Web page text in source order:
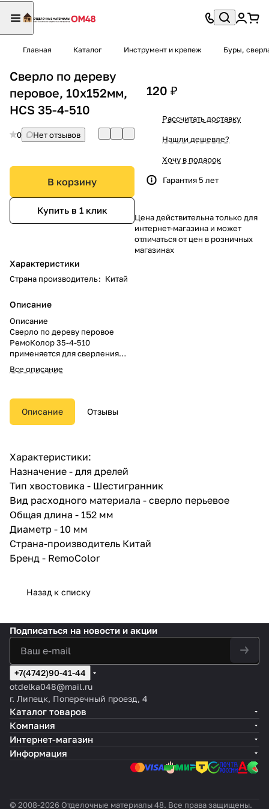
Главная Каталог Инструмент и крепеж Буры,
Сверло по дереву
перовое, 10х152мм,
HCS 35-4-510
0 Нет отзывов
В корзину
Купить в 1 клик
Характеристики
Страна производитель: Китай
Описание
Описание
Сверло по дереву перовое
РемоКолор 35-4-510
применяется для сверления
отверстий в дереве.
Трехгранный хвостовик не
сверлу в патроне.
Оксидированное.
Все описание
120 ₽
Рассчитать доставку
Нашли дешевле?
Хочу в подарок
Гарантия 5 лет
Цена действительна только для
интернет-магазина и может
отличаться от цен в розничных
магазинах
Описание Отзывы
Характеристики:
Назначение - для дрелей
Тип хвостовика - Шестигранник
Вид расходного материала - сверло перьевое
Общая длина - 152 мм
Диаметр - 10 мм
Страна-производитель Китай
Бренд - RemoColor
Назад к списку
Подписаться на новости и акции
+7(4742)90-41-44
otdelka048@mail.ru
г. Липецк, Поперечный проезд, 4
Каталог товаров
Компания
Интернет-магазин
Информация
© 2008-2026 Отделочные материалы 48. Все права защищены.